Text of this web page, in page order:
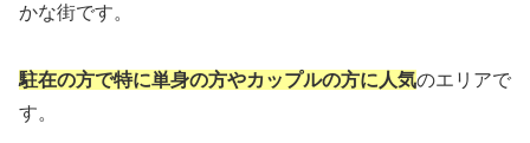
かな街です。
駐在の方で特に単身の方やカップルの方に人気のエリアで
す。